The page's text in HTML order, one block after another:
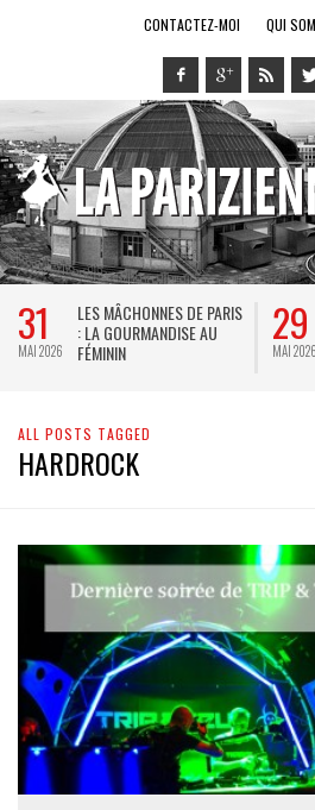
CONTACTEZ-MOI QUI
31
MAI 2026
LES MÂCHONNES DE PARIS
: LA GOURMANDISE AU
FÉMININ
29
MAI 2026
ALL POSTS TAGGED
HARDROCK